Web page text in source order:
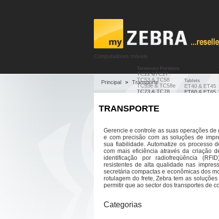
Computadores móveis
Dicas de produtos
PROMOÇÕES
Terminais Portáteis
TC22 &TC27
TC53 & TC58
TC53e & TC58e
TC73 & TC78
MC33
HC20 & HC50
EM45 RFID
Tablets
ET40 & ET45
ET60 & ET65
Leitores de código de barras
Perguntas frequentes
Leitores de código de barras
LS1203
LS2208
LI2208
DS2208
DS2278
Principal > Transporte
TRANSPORTE
Gerencie e controle as suas operações de
e com precisão com as soluções de
sua fiabilidade. Automatize os processo
com mais eficiência através da criação
identificação por radiofreqüência
resistentes de alta qualidade nas
secretária compactas e econômicas dos
rotulagem do frete, Zebra tem as
permitir que ao sector dos transportes de
Categorias